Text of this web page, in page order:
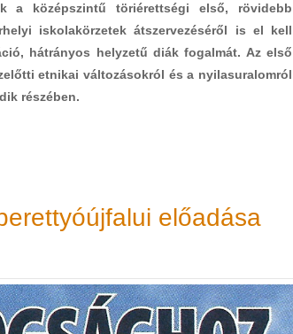
a középszintű töriérettségi első, rövidebb
iskolakörzetek átszervezéséről is el kell
hátrányos helyzetű diák fogalmát. Az első
etnikai változásokról és a nyilasuralomról
részében.
előadása